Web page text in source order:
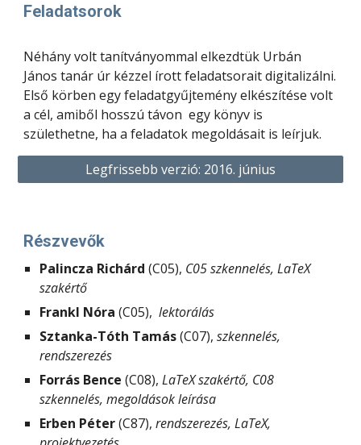
Feladatsorok
Néhány volt tanítványommal elkezdtük Urbán
János tanár úr kézzel írott feladatsorait digitalizálni.
Első körben egy feladatgyűjtemény elkészítése volt
a cél, amiből hosszú távon  egy könyv is
születhetne, ha a feladatok megoldásait is leírjuk.
Legfrissebb verzió: 2016. június
Részvevők
Palincza Richárd (C05), C05 szkennelés, LaTeX
szakértő
Frankl Nóra (C05), lektorálás
Sztanka-Tóth Tamás (C07), szkennelés,
rendszerezés
Forrás Bence (C08), LaTeX szakértő, C08
szkennelés, megoldások leírása
Erben Péter (C87), rendszerezés, LaTeX,